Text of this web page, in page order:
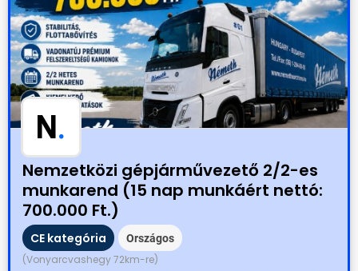
N.
Nemzetközi gépjárművezető 2/2-es
munkarend (15 nap munkáért nettó:
700.000 Ft.)
CE kategória Országos
(Vonyarcvashegy 72km-re)